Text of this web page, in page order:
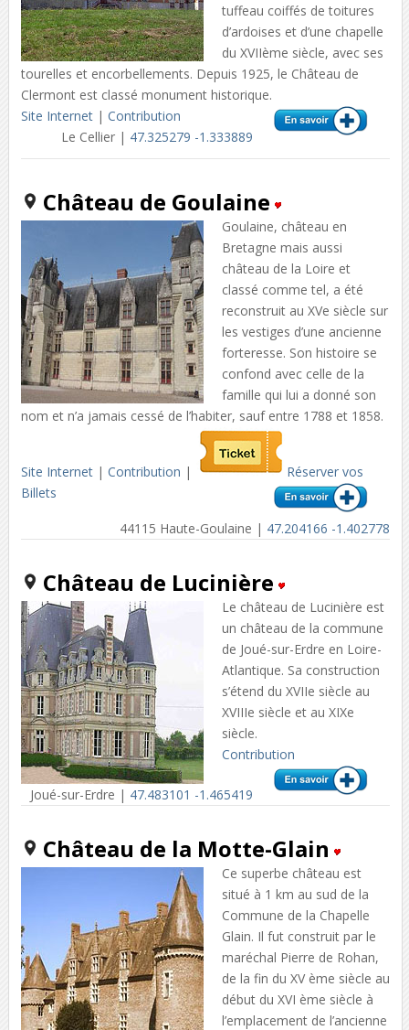
tuffeau coiffés de toitures
d’ardoises et d’une chapelle
du XVIIème siècle, avec ses
tourelles et encorbellements. Depuis 1925, le Château de
Clermont est classé monument historique.
Site Internet| Contribution
Le Cellier | 47.325279 -1.333889
Château de Goulaine
Goulaine, château en
Bretagne mais aussi
château de la Loire et
classé comme tel, a été
reconstruit au XVe siècle sur
les vestiges d’une ancienne
forteresse. Son histoire se
confond avec celle de la
famille qui lui a donné son
nom et n’a jamais cessé de l’habiter, sauf entre 1788 et 1858.
Site Internet| Contribution |
Réserver vos
Billets
44115 Haute-Goulaine | 47.204166 -1.402778
Château de Lucinière
Le château de Lucinière est
un château de la commune
de Joué-sur-Erdre en Loire-
Atlantique. Sa construction
s’étend du XVIIe siècle au
XVIIIe siècle et au XIXe
siècle.
Contribution
Joué-sur-Erdre | 47.483101 -1.465419
Château de la Motte-Glain
Ce superbe château est
situé à 1 km au sud de la
Commune de la Chapelle
Glain. Il fut construit par le
maréchal Pierre de Rohan,
de la fin du XV ème siècle au
début du XVI ème siècle à
l’emplacement de l’ancienne